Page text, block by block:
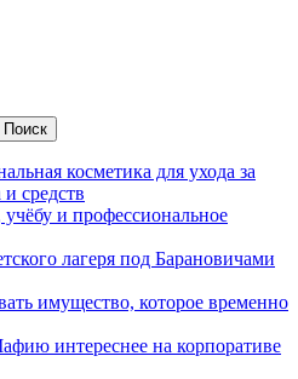
косметика для ухода за
средств
и профессиональное
лагеря под Барановичами
имущество, которое временно
интереснее на корпоративе